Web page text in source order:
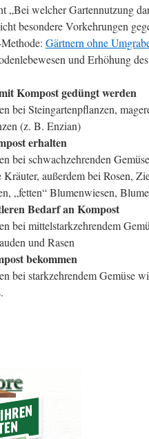
„Bei welcher Gartennutzung
besondere Vorkehrungen
Gärtnern ohne
und Erhöhung
Kompost gedüngt werden
bei Steingartenpflanzen,
(z. B. Enzian)
erhalten
bei schwachzehrenden
Kräuter, außerdem bei Rosen,
„fetten“ Blumenwiesen,
Bedarf an Kompost
bei mittelstarkzehrendem
und Rasen
bekommen
bei starkzehrendem Gemüse